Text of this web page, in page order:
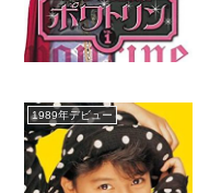
1989年デビュー